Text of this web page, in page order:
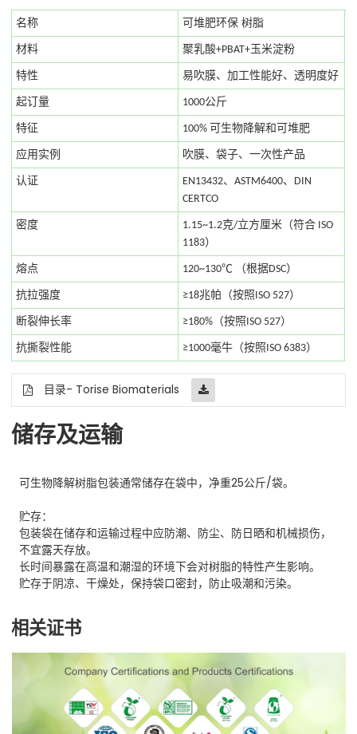
名称 可堆肥环保 树脂
材料 聚乳酸+PBAT+玉米淀粉
特性 易吹膜、加工性能好、透明度好
起订量 1000公斤
特征 100% 可生物降解和可堆肥
应用实例 吹膜、袋子、一次性产品
认证
EN13432、ASTM6400、DIN
CERTCO
密度 1.15~1.2克/立方厘米 （符合 ISO
1183）
熔点 120~130℃ （根据DSC）
抗拉强度 ≥18兆帕 （按照ISO 527）
断裂伸长率 ≥180% （按照ISO 527）
抗撕裂性能 ≥1000毫牛 （按照ISO 6383）
目录- Torise Biomaterials
储存及运输
可生物降解树脂包装通常储存在袋中，净重25公斤/袋。
贮存：
包装袋在储存和运输过程中应防潮、防尘、防日晒和机械损伤，
不宜露天存放。
长时间暴露在高温和潮湿的环境下会对树脂的特性产生影响。
贮存于阴凉、干燥处，保持袋口密封，防止吸潮和污染。
相关证书